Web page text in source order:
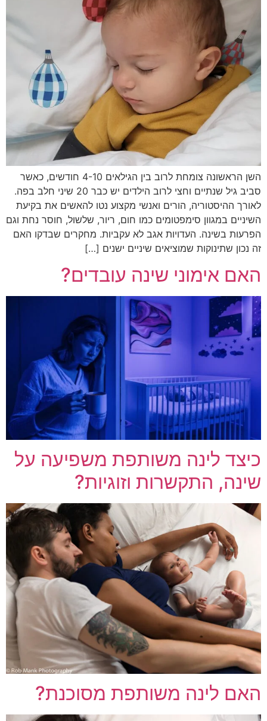
השן הראשונה צומחת לרוב בין הגילאים 4-10 חודשים, כאשר
סביב גיל שנתיים וחצי לרוב הילדים יש כבר 20 שיני חלב בפה.
לאורך ההיסטוריה, הורים ואנשי מקצוע נטו להאשים את בקיעת
השיניים במגוון סימפטומים כמו חום, ריור, שלשול, חוסר נחת וגם
הפרעות בשינה. העדויות אגב לא עקביות. מחקרים שבדקו האם
זה נכון שתינוקות שמוציאים שיניים ישנים […]
האם אימוני שינה עובדים?
כיצד לינה משותפת משפיעה על
שינה, התקשרות וזוגיות?
האם לינה משותפת מסוכנת?